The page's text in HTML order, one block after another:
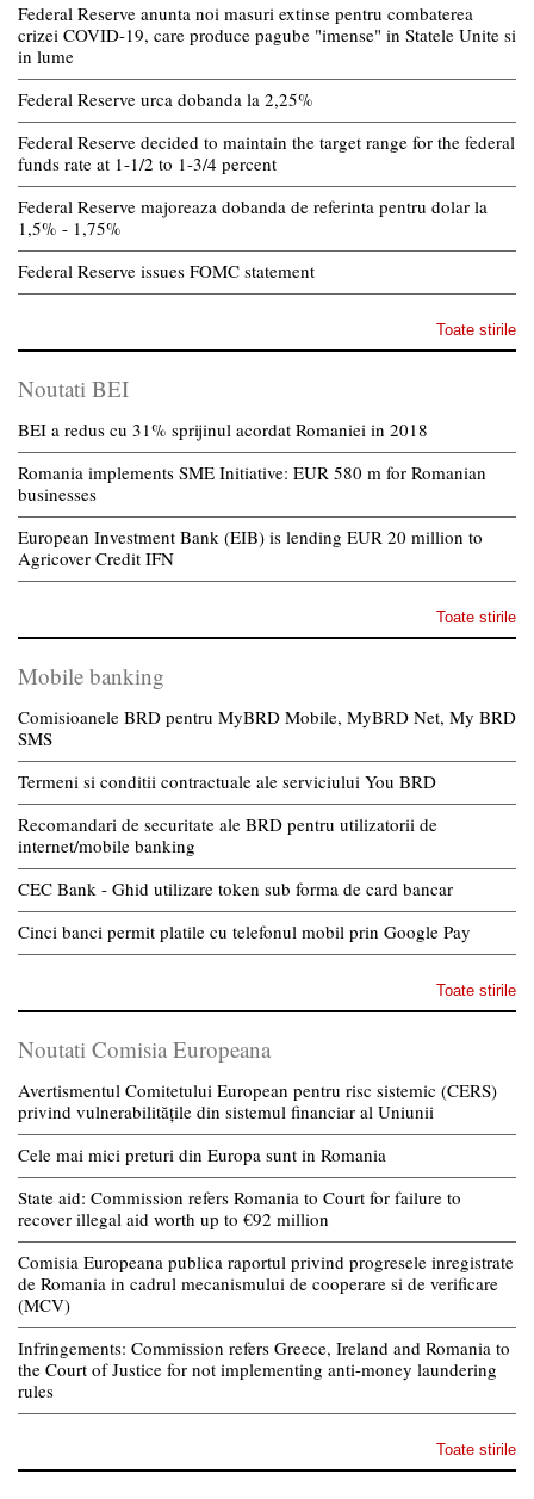
Federal Reserve anunta noi masuri extinse pentru combaterea
crizei COVID-19, care produce pagube "imense" in Statele Unite si
in lume
Federal Reserve urca dobanda la 2,25%
Federal Reserve decided to maintain the target range for the federal
funds rate at 1-1/2 to 1-3/4 percent
Federal Reserve majoreaza dobanda de referinta pentru dolar la
1,5% - 1,75%
Federal Reserve issues FOMC statement
Toate stirile
Noutati BEI
BEI a redus cu 31% sprijinul acordat Romaniei in 2018
Romania implements SME Initiative: EUR 580 m for Romanian
businesses
European Investment Bank (EIB) is lending EUR 20 million to
Agricover Credit IFN
Toate stirile
Mobile banking
Comisioanele BRD pentru MyBRD Mobile, MyBRD Net, My BRD
SMS
Termeni si conditii contractuale ale serviciului You BRD
Recomandari de securitate ale BRD pentru utilizatorii de
internet/mobile banking
CEC Bank - Ghid utilizare token sub forma de card bancar
Cinci banci permit platile cu telefonul mobil prin Google Pay
Toate stirile
Noutati Comisia Europeana
Avertismentul Comitetului European pentru risc sistemic (CERS)
privind vulnerabilitățile din sistemul financiar al Uniunii
Cele mai mici preturi din Europa sunt in Romania
State aid: Commission refers Romania to Court for failure to
recover illegal aid worth up to €92 million
Comisia Europeana publica raportul privind progresele inregistrate
de Romania in cadrul mecanismului de cooperare si de verificare
(MCV)
Infringements: Commission refers Greece, Ireland and Romania to
the Court of Justice for not implementing anti-money laundering
rules
Toate stirile